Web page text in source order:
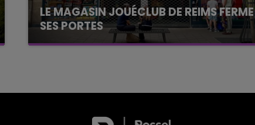
LE MAGASIN JOUÉCLUB DE REIMS FERME
SES PORTES
C'était l'une des institutions du centre-ville